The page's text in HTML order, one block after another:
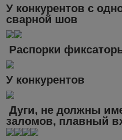
У конкурентов с
сварной шов
Распорки
У конкурентов
Дуги, не должны
заломов, плавный